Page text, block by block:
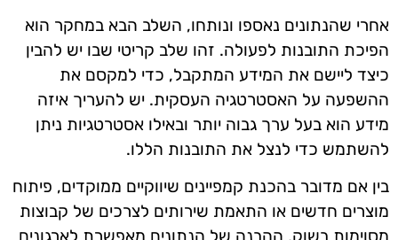
אחרי שהנתונים נאספו ונותחו, השלב הבא במחקר הוא
הפיכת התובנות לפעולה. זהו שלב קריטי שבו יש להבין
כיצד ליישם את המידע המתקבל, כדי למקסם את
ההשפעה על האסטרטגיה העסקית. יש להעריך איזה
מידע הוא בעל ערך גבוה יותר ובאילו אסטרטגיות ניתן
להשתמש כדי לנצל את התובנות הללו.
בין אם מדובר בהכנת קמפיינים שיווקיים ממוקדים, פיתוח
מוצרים חדשים או התאמת שירותים לצרכים של קבוצות